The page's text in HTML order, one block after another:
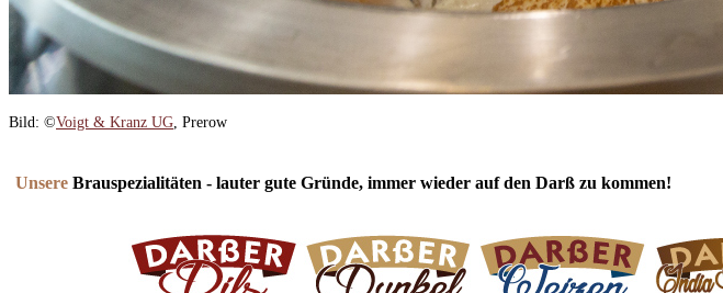
Bild: ©Voigt & Kranz UG, Prerow
Unsere Brauspezialitäten - lauter gute Gründe, immer wieder auf den Darß zu kommen!